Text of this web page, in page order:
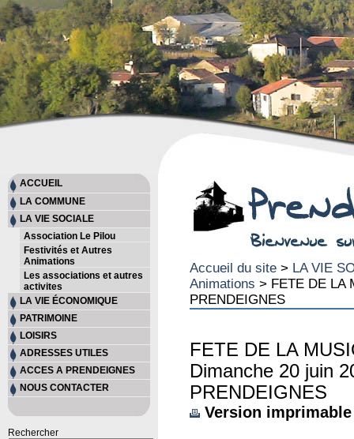
ACCUEIL
LA COMMUNE
LA VIE SOCIALE
Association Le Pilou
Festivités et Autres
Animations
Les associations et autres
activites
LA VIE ÉCONOMIQUE
PATRIMOINE
LOISIRS
ADRESSES UTILES
ACCES A PRENDEIGNES
NOUS CONTACTER
Rechercher
Accueil du site > LA VIE
Animations > FETE DE LA
PRENDEIGNES
FETE DE LA
Dimanche 20 juin
PRENDEIGNES
Version imprimable